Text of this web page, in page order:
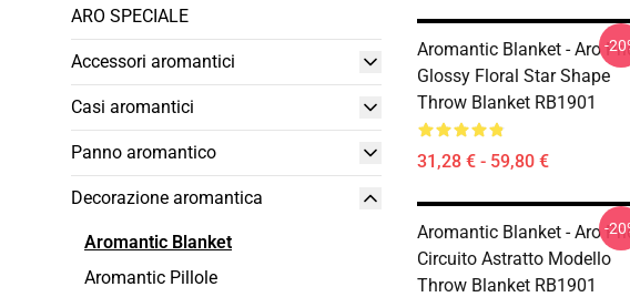
ARO SPECIALE
Accessori aromantici
Casi aromantici
Panno aromantico
Decorazione aromantica
Aromantic Blanket
Aromantic Pillole
Aromantic Blanket - Aro
Glossy Floral Star Shape
Throw Blanket RB1901
31,28 € - 59,80 €
-
Aromantic Blanket - Aro
Circuito Astratto Modello
Throw Blanket RB1901
-